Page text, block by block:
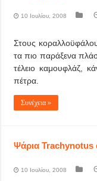
10 Ιουλίου, 2008
Στους
τα πιο παράξενα
τέλειο καμουφλάζ,
πέτρα.
Συνέχεια »
Ψάρια Trachynotus
10 Ιουλίου, 2008